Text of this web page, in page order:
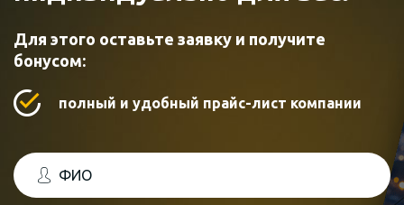
Для этого оставьте заявку и получите
бонусом:
полный и удобный прайс-лист компании
ФИО